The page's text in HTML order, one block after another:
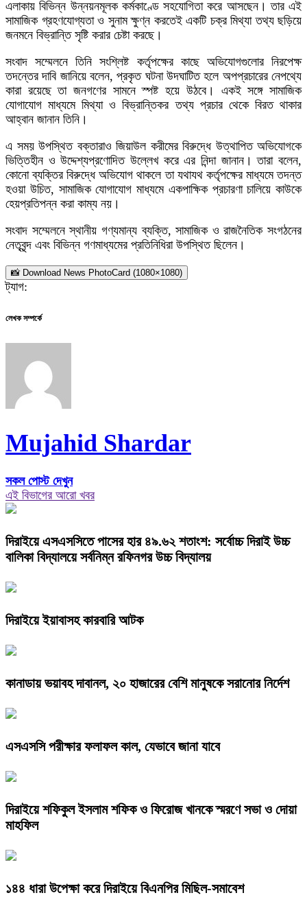
এলাকায় বিভিন্ন উন্নয়নমূলক কর্মকাণ্ডে সহযোগিতা করে আসছেন। তার এই
সামাজিক গ্রহণযোগ্যতা ও সুনাম ক্ষুণ্ন করতেই একটি চক্র মিথ্যা তথ্য ছড়িয়ে
জনমনে বিভ্রান্তি সৃষ্টি করার চেষ্টা করছে।
সংবাদ সম্মেলনে তিনি সংশ্লিষ্ট কর্তৃপক্ষের কাছে অভিযোগগুলোর নিরপেক্ষ
তদন্তের দাবি জানিয়ে বলেন, প্রকৃত ঘটনা উদঘাটিত হলে অপপ্রচারের নেপথ্যে
কারা রয়েছে তা জনগণের সামনে স্পষ্ট হয়ে উঠবে। একই সঙ্গে সামাজিক
যোগাযোগ মাধ্যমে মিথ্যা ও বিভ্রান্তিকর তথ্য প্রচার থেকে বিরত থাকার
আহ্বান জানান তিনি।
এ সময় উপস্থিত বক্তারাও জিয়াউল করীমের বিরুদ্ধে উত্থাপিত অভিযোগকে
ভিত্তিহীন ও উদ্দেশ্যপ্রণোদিত উল্লেখ করে এর নিন্দা জানান। তারা বলেন,
কোনো ব্যক্তির বিরুদ্ধে অভিযোগ থাকলে তা যথাযথ কর্তৃপক্ষের মাধ্যমে তদন্ত
হওয়া উচিত, সামাজিক যোগাযোগ মাধ্যমে একপাক্ষিক প্রচারণা চালিয়ে কাউকে
হেয়প্রতিপন্ন করা কাম্য নয়।
সংবাদ সম্মেলনে স্থানীয় গণ্যমান্য ব্যক্তি, সামাজিক ও রাজনৈতিক সংগঠনের
নেতৃবৃন্দ এবং বিভিন্ন গণমাধ্যমের প্রতিনিধিরা উপস্থিত ছিলেন।
📸 Download News PhotoCard (1080×1080)
ট্যাগ:
লেখক সম্পর্কে
Mujahid Shardar
সকল পোস্ট দেখুন
এই বিভাগের আরো খবর
দিরাইয়ে এসএসসিতে পাসের হার ৪৯.৬২ শতাংশ: সর্বোচ্চ দিরাই উচ্চ
বালিকা বিদ্যালয়ে সর্বনিম্ন রফিনগর উচ্চ বিদ্যালয়
দিরাইয়ে ইয়াবাসহ কারবারি আটক
কানাডায় ভয়াবহ দাবানল, ২০ হাজারের বেশি মানুষকে সরানোর নির্দেশ
এসএসসি পরীক্ষার ফলাফল কাল, যেভাবে জানা যাবে
দিরাইয়ে শফিকুল ইসলাম শফিক ও ফিরোজ খানকে স্মরণে সভা ও দোয়া
মাহফিল
১৪৪ ধারা উপেক্ষা করে দিরাইয়ে বিএনপির মিছিল-সমাবেশ